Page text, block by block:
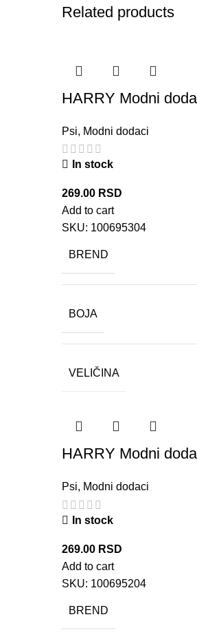
Related products
HARRY Modni
Psi, Modni dodaci
In stock
269.00 RSD
Add to cart
SKU: 100695304
BREND
BOJA
VELIČINA
HARRY Modni
Psi, Modni dodaci
In stock
269.00 RSD
Add to cart
SKU: 100695204
BREND